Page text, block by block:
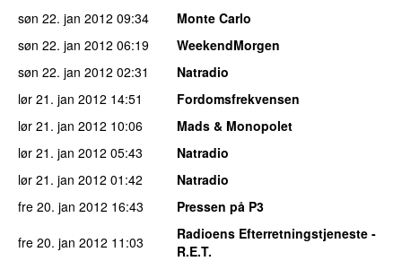
søn 22. jan 2012 09:34
Monte Carlo
søn 22. jan 2012 06:19
WeekendMorgen
søn 22. jan 2012 02:31
Natradio
lør 21. jan 2012 14:51
Fordomsfrekvensen
lør 21. jan 2012 10:06
Mads & Monopolet
lør 21. jan 2012 05:43
Natradio
lør 21. jan 2012 01:42
Natradio
fre 20. jan 2012 16:43
Pressen på P3
fre 20. jan 2012 11:03
Radioens Efterretningstjeneste -
R.E.T.